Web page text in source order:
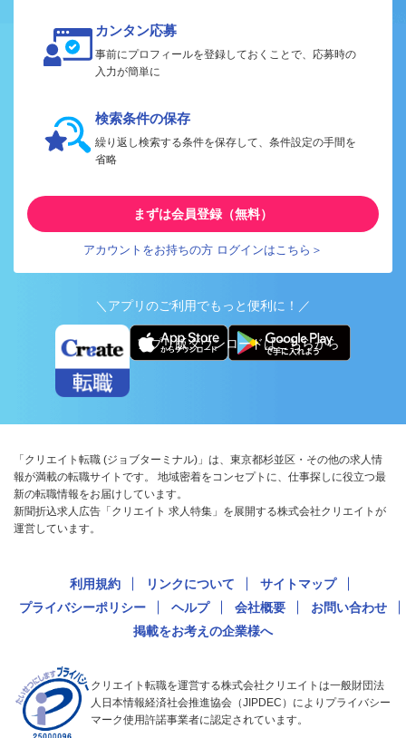
カンタン応募
事前にプロフィールを登録しておくことで、応募時の
入力が簡単に
検索条件の保存
繰り返し検索する条件を保存して、条件設定の手間を
省略
まずは会員登録（無料）
アカウントをお持ちの方 ログインはこちら＞
＼アプリのご利用でもっと便利に！／
アプリ版ダウンロードはこちらから
「クリエイト転職 (ジョブターミナル)」は、東京都杉並区・その他の求人情
報が満載の転職サイトです。 地域密着をコンセプトに、仕事探しに役立つ最
新の転職情報をお届けしています。
新聞折込求人広告「クリエイト 求人特集」を展開する株式会社クリエイトが
運営しています。
利用規約 リンクについて
サイトマップ
プライバシーポリシー
ヘルプ 会社概要
お問い合わせ
掲載をお考えの企業様へ
クリエイト転職を運営する株式会社クリエイトは一般財団法
人日本情報経済社会推進協会（JIPDEC）によりプライバシー
マーク使用許諾事業者に認定されています。